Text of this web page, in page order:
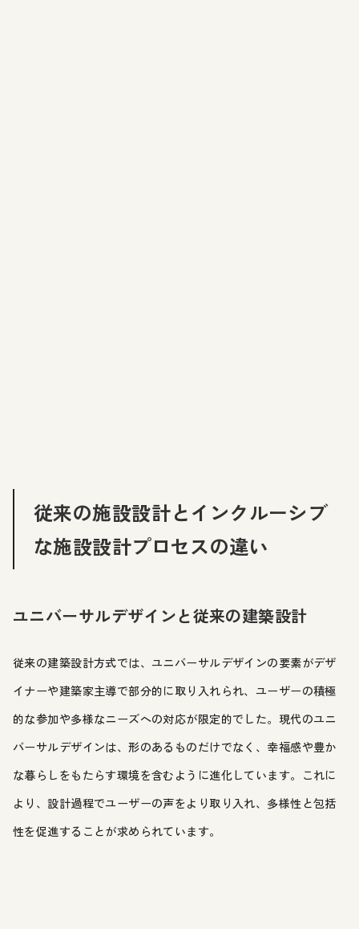
従来の施設設計とインクルーシブ
な施設設計プロセスの違い
ユニバーサルデザインと従来の建築設計
従来の建築設計方式では、ユニバーサルデザインの要素がデザ
イナーや建築家主導で部分的に取り入れられ、ユーザーの積極
的な参加や多様なニーズへの対応が限定的でした。現代のユニ
バーサルデザインは、形のあるものだけでなく、幸福感や豊か
な暮らしをもたらす環境を含むように進化しています。これに
より、設計過程でユーザーの声をより取り入れ、多様性と包括
性を促進することが求められています。